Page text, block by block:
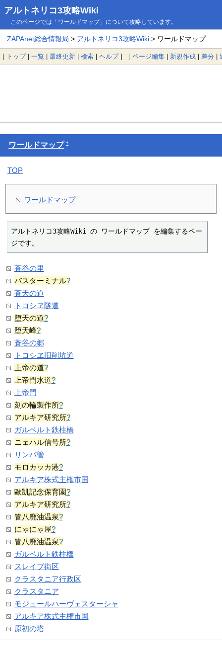
アルトネリコ3攻略Wiki
このページでは「ワールドマップ」について攻略しています。
ZAPAnet総合情報局 > アルトネリコ3攻略Wiki> ワールドマップ
[ トップ| 一覧 | 最終更新 | 検索 | ヘルプ] [ ページ編集 | 新規作成 | 差分 |
ワールドマップ †
TOP
ワールドマップ
アルトネリコ3攻略Wiki の ワールドマップ を編集するペー
ジです。
蒼谷の里
バスターミナル?
蒼天の道
トコシヱ隧道
堕天の道?
堕天峰?
蒼谷の郷
トコシヱ旧削坑道
上帝の道?
上帝門水道?
上帝門
刻の輪製作所?
アルキア研究所?
ガルベルト鉄柱橋
ニェハル信号所?
リンパ管
モロカッカ港?
アルキア株式主権市国
歐凱記念保育園?
アルキア研究所?
管八廃油温泉?
にゃにゃ屋?
管八廃油温泉?
ガルベルト鉄柱橋
スレイブ街区
クラスタニア行政区
クラスタニア
モジュールハーヴェスターシャ
アルキア株式主権市国
原初の塔